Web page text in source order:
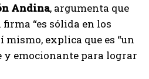
Andina, argumenta que
“es sólida en los
mismo, explica que es “un
y emocionante para lograr